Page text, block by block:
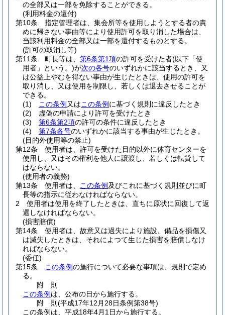
の全部又は一部を免除することができる。
(利用料金の還付)
第10条
指定管理者は、集会所等を使用しようとする者の責
めに帰さない事由等により使用許可を取り消した場合は、
当該利用料金の全部又は一部を還付するものとする。
(許可の取消し等)
第11条
町長等は、 第6条第1項の許可を受けた者(以下「使
用者」という。)が次の各号のいずれかに該当するとき、又
は公益上やむを得ない事由が生じたときは、使用の許可を
取り消し、又は使用を制限し、若しくは退去させることが
できる。
(1)
この条例 又はこの条例 に基づく規則に違反したとき
(2)
虚偽の申請により許可を受けたとき
(3)
第6条第2項の許可の条件に違反したとき
(4)
第7条各号のいずれかに該当する事由が生じたとき。
(目的外使用等の禁止)
第12条
使用者は、許可を受けた目的以外に体育センターを
使用し、又はその権利を他人に譲渡し、若しくは転貸して
はならない。
(使用者の義務)
第13条
使用者は、 この条例 及びこれに基づく規則並びに町
長等の指示に従わなければならない。
2
使用者は使用を終了したときは、直ちに原状に回復して返
還しなければならない。
(損害賠償)
第14条
使用者は、故意又は過失により施設、備品を損傷又
は滅失したときは、それによつて生じた損害を賠償しなけ
ればならない。
(委任)
第15条
この条例の施行について必要な事項は、規則で定め
る。
附 則
この条例 は、公布の日から施行する。
附 則(平成17年12月28日条例第38号)
この条例は、平成18年4月1日から施行する。